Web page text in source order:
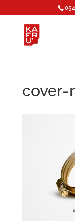
cover-